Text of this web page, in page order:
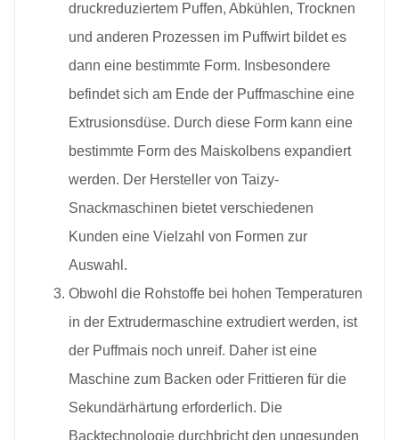
druckreduziertem Puffen, Abkühlen, Trocknen
und anderen Prozessen im Puffwirt bildet es
dann eine bestimmte Form. Insbesondere
befindet sich am Ende der Puffmaschine eine
Extrusionsdüse. Durch diese Form kann eine
bestimmte Form des Maiskolbens expandiert
werden. Der Hersteller von Taizy-
Snackmaschinen bietet verschiedenen
Kunden eine Vielzahl von Formen zur
Auswahl.
Obwohl die Rohstoffe bei hohen Temperaturen
in der Extrudermaschine extrudiert werden, ist
der Puffmais noch unreif. Daher ist eine
Maschine zum Backen oder Frittieren für die
Sekundärhärtung erforderlich. Die
Backtechnologie durchbricht den ungesunden